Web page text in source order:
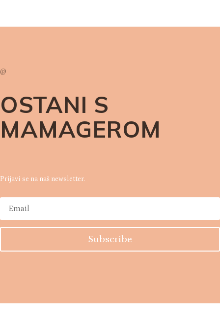
@
OSTANI S
MAMAGEROM
Prijavi se na naš newsletter.
Subscribe